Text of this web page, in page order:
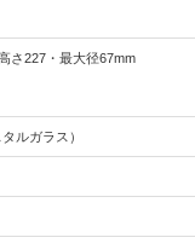
さ227・最大径67mm
ルガラス）